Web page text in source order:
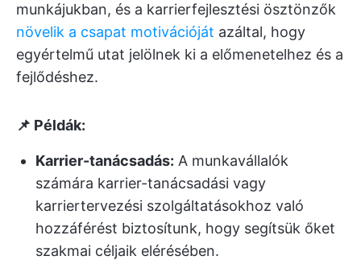
munkájukban, és a karrierfejlesztési ösztönzők
növelik a csapat motivációját azáltal, hogy
egyértelmű utat jelölnek ki a előmenetelhez és a
fejlődéshez.
📌 Példák:
Karrier-tanácsadás: A munkavállalók
számára karrier-tanácsadási vagy
karriertervezési szolgáltatásokhoz való
hozzáférést biztosítunk, hogy segítsük őket
szakmai céljaik elérésében.